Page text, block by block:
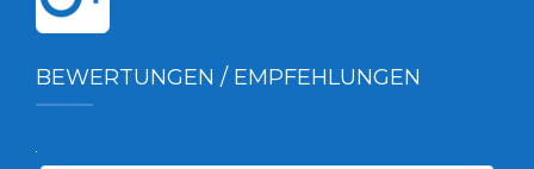
BEWERTUNGEN / EMPFEHLUNGEN